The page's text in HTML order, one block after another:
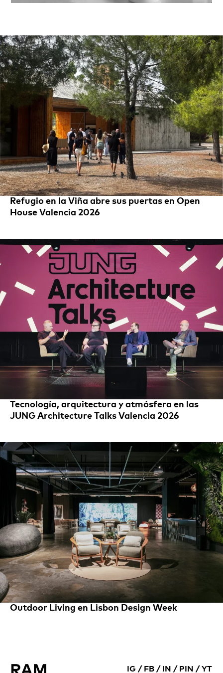
Refugio en la Viña abre sus puertas en Open
House Valencia 2026
Tecnología, arquitectura y atmósfera en las
JUNG Architecture Talks Valencia 2026
Outdoor Living en Lisbon Design Week
IG / FB/ IN / PIN / YT